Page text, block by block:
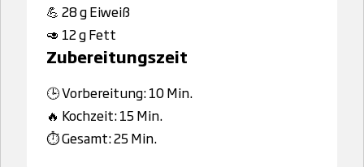
💪 28 g Eiweiß
🥑 12 g Fett
Zubereitungszeit
🕒 Vorbereitung: 10 Min.
🔥 Kochzeit: 15 Min.
⏱️ Gesamt: 25 Min.